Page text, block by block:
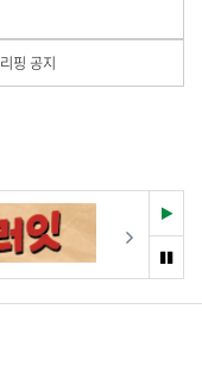
핑 공지
재
생
멈
춤